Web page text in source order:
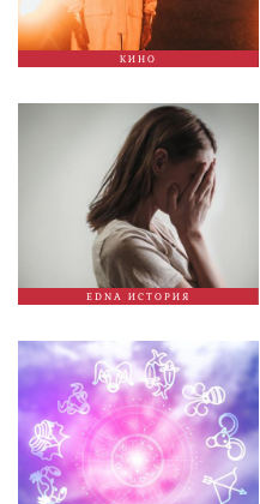
КИНО
EDNA ИСТОРИЯ